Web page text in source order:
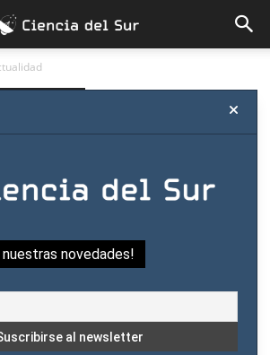
ProCiencia
más
nuestras novedades!